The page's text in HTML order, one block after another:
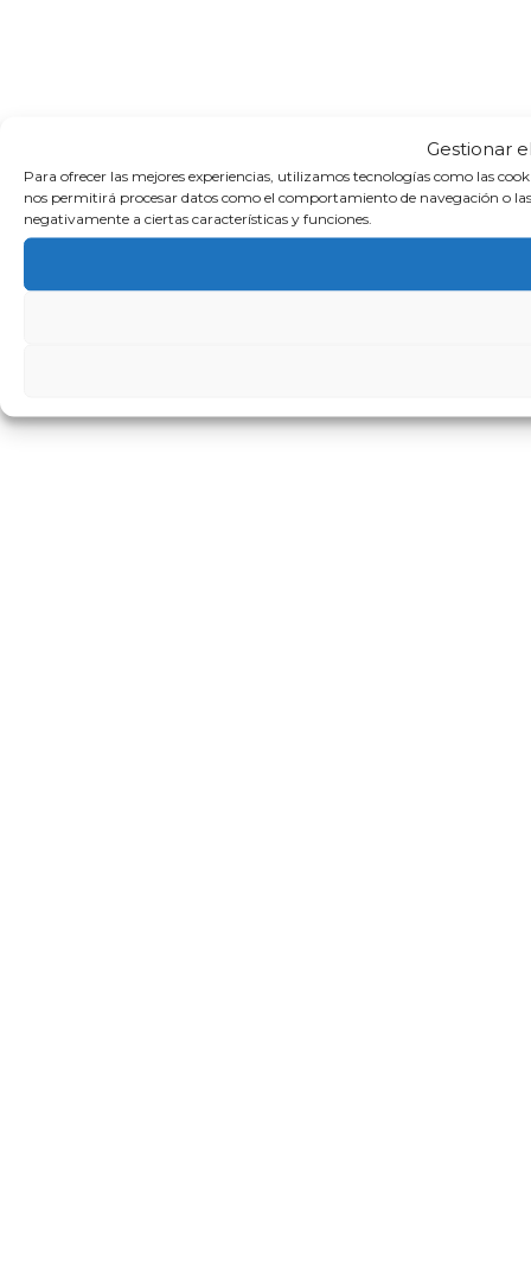
Gestionar
Para ofrecer las mejores experiencias, utilizamos tecnologías como las
nos permitirá procesar datos como el comportamiento de navegación o
negativamente a ciertas características y funciones.